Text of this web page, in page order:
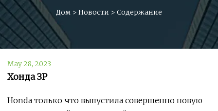
Дом > Новости > Содержание
May 28, 2023
Хонда ЗР
Honda только что выпустила совершенно новую